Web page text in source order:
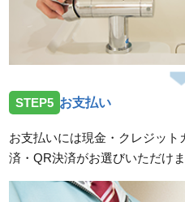
STEP5 お支払い
お支払いには現金・クレジッ
済・QR決済がお選びいただけま